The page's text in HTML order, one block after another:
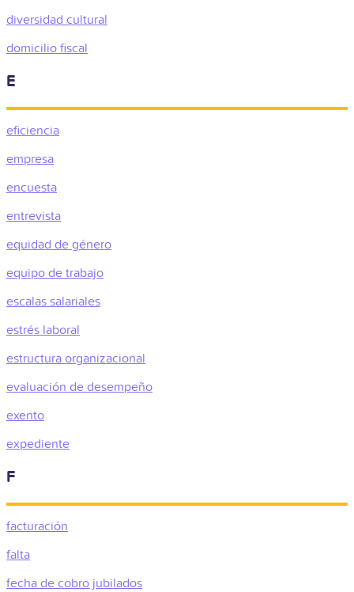
diversidad cultural
domicilio fiscal
E
eficiencia
empresa
encuesta
entrevista
equidad de género
equipo de trabajo
escalas salariales
estrés laboral
estructura organizacional
evaluación de desempeño
exento
expediente
F
facturación
falta
fecha de cobro jubilados